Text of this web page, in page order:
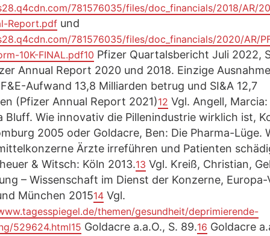
781576035/files/doc_financials/2018/AR/
Report.pdfund
781576035/files/doc_financials/2020/AR/
10K-FINAL.pdf10 Pfizer Quartalsbericht Juli 2022,
Annual Report 2020 und 2018. Einzige
Aufwand 13,8 Milliarden betrug und SI&A 12,7
(Pfizer Annual Report 2021)12 Vgl. Angell, Marcia:
Bluff. Wie innovativ die Pillenindustrie wirklich ist,
2005 oder Goldacre, Ben: Die Pharma-Lüge.
Ärzte irreführen und Patienten
& Witsch: Köln 2013.13 Vgl. Kreiß, Christian,
– Wissenschaft im Dienst der Konzerne, Europa-
München 201514Vgl.
themen/gesundheit/deprimierende-
529624.html15 Goldacre a.a.O., S. 89.16 Goldacre